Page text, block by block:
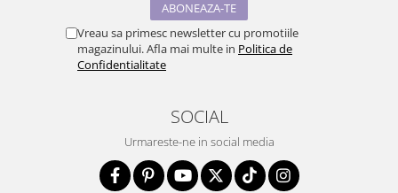
Vreau sa primesc newsletter cu promotiile
magazinului. Afla mai multe in Politica de
Confidentialitate
SOCIAL
Urmareste-ne in social media